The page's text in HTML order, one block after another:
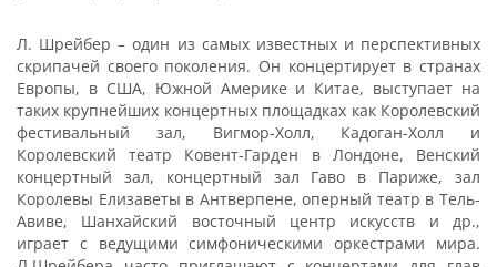
Л. Шрейбер – один из самых известных и перспективных
скрипачей своего поколения. Он концертирует в странах
Европы, в США, Южной Америке и Китае, выступает на
таких крупнейших концертных площадках как Королевский
фестивальный зал, Вигмор-Холл, Кадоган-Холл и
Королевский театр Ковент-Гарден в Лондоне, Венский
концертный зал, концертный зал Гаво в Париже, зал
Королевы Елизаветы в Антверпене, оперный театр в Тель-
Авиве, Шанхайский восточный центр искусств и др.,
играет с ведущими симфоническими оркестрами мира.